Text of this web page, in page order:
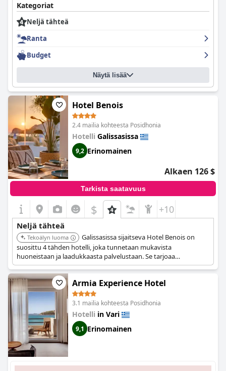
Kategoriat
Neljä tähteä
Ranta
Budget
Näytä lisää
Hotel Benois
2.4 mailia kohteesta Posidhonia
Hotelli Galissasissa
9,2 Erinomainen
Alkaen 126 $
Tarkista saatavuus
$ +10
Neljä tähteä
Tekoälyn luoma
Galissasissa sijaitseva Hotel Benois on
suosittu 4 tähden hotelli, joka tunnetaan mukavista
huoneistaan ja laadukkaasta palvelustaan. Se tarjoaa
rentouttavan ympäristön vieraille.
Armia Experience Hotel
3.1 mailia kohteesta Posidhonia
Hotelli in Vari
9,1 Erinomainen